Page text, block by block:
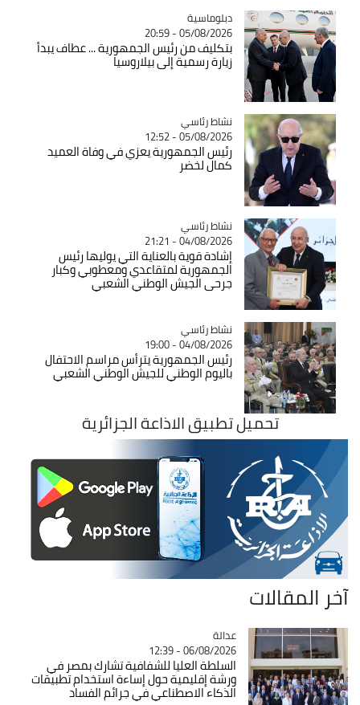
Catégorie
دبلوماسية
05/08/2026 - 20:59
بتكليف من رئيس الجمهورية ... عطاف يبدأ
زيارة رسمية إلى بيلاروسيا
Catégorie
نشاط رئاسي
05/08/2026 - 12:52
رئيس الجمهورية يعزي في وفاة العميد
كمال لخضر
Catégorie
نشاط رئاسي
04/08/2026 - 21:21
إشادة قوية بالعناية التي يوليها رئيس
الجمهورية لمتقاعدي ومعطوبي وكبار
جرحى الجيش الوطني الشعبي
Catégorie
نشاط رئاسي
04/08/2026 - 19:00
رئيس الجمهورية يترأس مراسم الاحتفال
باليوم الوطني للجيش الوطني الشعبي
تحميل تطبيق الاذاعة الجزائرية
آخر المقالات
Catégorie
عدالة
06/08/2026 - 12:39
السلطة العليا للشفافية تشارك بمصر في
ورشة إقليمية حول إساءة استخدام تطبيقات
الذكاء الاصطناعي في جرائم الفساد